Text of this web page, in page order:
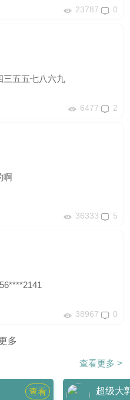
23787 0
三五五七八六九
6477 2
啊
36333 5
38967 0
多
查看更多 >
查看 超级大